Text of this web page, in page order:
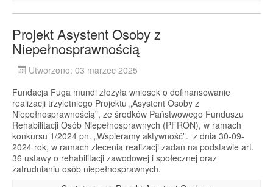
Projekt Asystent Osoby z
Niepełnosprawnością
Utworzono: 03 marzec 2025
Fundacja Fuga mundi złożyła wniosek o dofinansowanie
realizacji trzyletniego Projektu „Asystent Osoby z
Niepełnosprawnością”, ze środków Państwowego Funduszu
Rehabilitacji Osób Niepełnosprawnych (PFRON), w ramach
konkursu 1/2024 pn. „Wspieramy aktywność”. z dnia 30-09-
2024 rok, w ramach zlecenia realizacji zadań na podstawie art.
36 ustawy o rehabilitacji zawodowej i społecznej oraz
zatrudnianiu osób niepełnosprawnych.